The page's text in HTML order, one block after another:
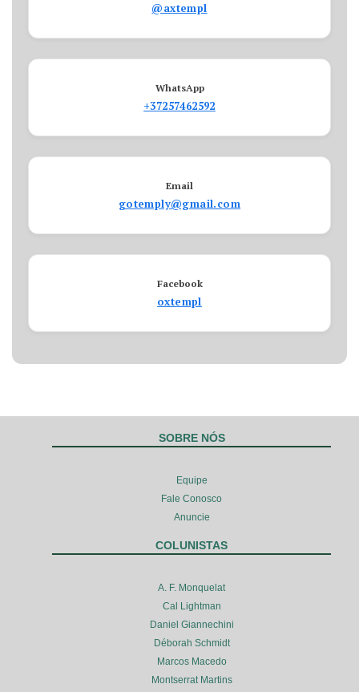
@axtempl
WhatsApp
+37257462592
Email
gotemply@gmail.com
Facebook
oxtempl
SOBRE NÓS
Equipe
Fale Conosco
Anuncie
COLUNISTAS
A. F. Monquelat
Cal Lightman
Daniel Giannechini
Déborah Schmidt
Marcos Macedo
Montserrat Martins